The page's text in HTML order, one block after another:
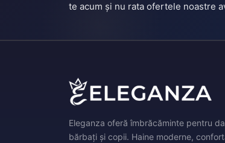
te acum și nu rata ofertele noastre
Eleganza oferă îmbrăcăminte pentru
bărbați și copii. Haine moderne,